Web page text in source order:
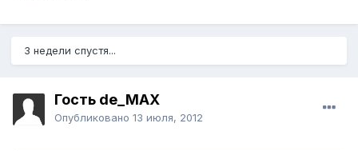
3 недели спустя...
Гость de_MAX
Опубликовано 13 июля, 2012